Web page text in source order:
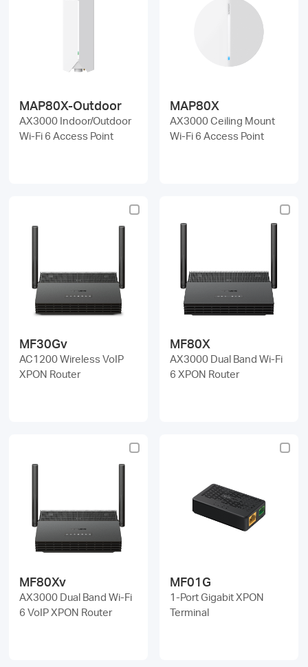
MAP80X-Outdoor
AX3000 Indoor/Outdoor
Wi-Fi 6 Access Point
MAP80X
AX3000 Ceiling Mount
Wi-Fi 6 Access Point
MF30Gv
AC1200 Wireless VoIP
XPON Router
MF80X
AX3000 Dual Band Wi-Fi
6 XPON Router
MF80Xv
AX3000 Dual Band Wi-Fi
6 VoIP XPON Router
MF01G
1-Port Gigabit XPON
Terminal